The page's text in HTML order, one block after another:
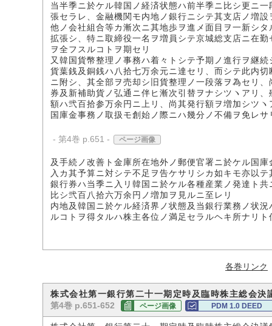
当半季ニ於ケル韓国ノ経済状態ハ前半季ニ比シ更ニ
張セラレ、金融機関モ内地ノ銀行ニシテ其支店ノ増
他ノ会社組合等カ漸次ニ其地歩ヲ進メ面目ヲ一新シ
拡張シ、特ニ取締役一名ヲ増員シテ京城総支店ニ在
ヲ全フスルコトヲ期セリ
又韓国貨幣整理ノ事務ハ着々トシテ予期ノ進行ヲ継
貨葉銭及銅銭ハ八拾七万余元ニ達セリ、而シテ此内
ニ附シ、其全部ヲ売却シ旧貨整理ノ一段落ヲ為セリ
券及新補助貨ノ弘通ニ伴ヒ漸次引替ヲナシツヽアリ
額ハ弐百拾参万余円ニ上リ、尚其発行額ヲ増加シツ
国庫金事務ノ取扱モ創始ノ際ニハ幾分ノ不備ヲ免レ
- 第4巻 p.651 - ページ画像
及手続ノ改善ト金庫所在地外ノ郵便官署ニ於ケル国
入カ其予算ニ対シテ不足ヲ告ケサリシカ如キモ亦以
銀行券ハ当季ニ入リ韓国ニ於ケル各種産業ノ発達ト
比シ弐百八拾六万余円ノ増加ヲ見ルニ至レリ
内地及韓国ニ於ケル経済界ノ状態及当銀行業務ノ状
ルコトヲ得タルハ株主各位ノ満足セラルヘキ所ナリト
各巻リンク
株式会社第一銀行第二十一期定時及臨時株主総会
第4巻 p.651-652 ページ画像 PDM 1.0 DEED